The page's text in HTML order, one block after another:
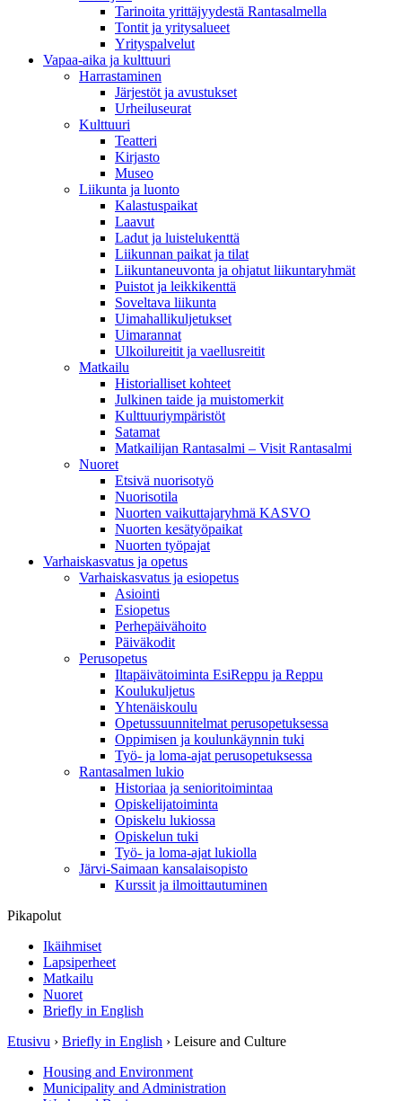
Tarinoita yrittäjyydestä Rantasalmella
Tontit ja yritysalueet
Yrityspalvelut
Vapaa-aika ja kulttuuri
Harrastaminen
Järjestöt ja avustukset
Urheiluseurat
Kulttuuri
Teatteri
Kirjasto
Museo
Liikunta ja luonto
Kalastuspaikat
Laavut
Ladut ja luistelukenttä
Liikunnan paikat ja tilat
Liikuntaneuvonta ja ohjatut liikuntaryhmät
Puistot ja leikkikenttä
Soveltava liikunta
Uimahallikuljetukset
Uimarannat
Ulkoilureitit ja vaellusreitit
Matkailu
Historialliset kohteet
Julkinen taide ja muistomerkit
Kulttuuriympäristöt
Satamat
Matkailijan Rantasalmi – Visit Rantasalmi
Nuoret
Etsivä nuorisotyö
Nuorisotila
Nuorten vaikuttajaryhmä KASVO
Nuorten kesätyöpaikat
Nuorten työpajat
Varhaiskasvatus ja opetus
Varhaiskasvatus ja esiopetus
Asiointi
Esiopetus
Perhepäivähoito
Päiväkodit
Perusopetus
Iltapäivätoiminta EsiReppu ja Reppu
Koulukuljetus
Yhtenäiskoulu
Opetussuunnitelmat perusopetuksessa
Oppimisen ja koulunkäynnin tuki
Työ- ja loma-ajat perusopetuksessa
Rantasalmen lukio
Historiaa ja senioritoimintaa
Opiskelijatoiminta
Opiskelu lukiossa
Opiskelun tuki
Työ- ja loma-ajat lukiolla
Järvi-Saimaan kansalaisopisto
Kurssit ja ilmoittautuminen
Pikapolut
Ikäihmiset
Lapsiperheet
Matkailu
Nuoret
Briefly in English
Etusivu › Briefly in English › Leisure and Culture
Housing and Environment
Municipality and Administration